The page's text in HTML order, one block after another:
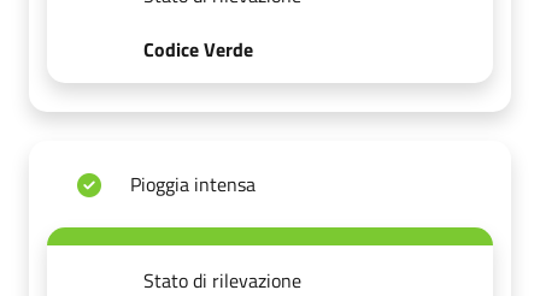
Codice Verde
Pioggia intensa
Stato di rilevazione